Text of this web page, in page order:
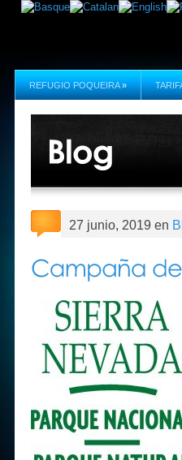
REFUGIO POQUEIRA »
27 junio, 2019 en